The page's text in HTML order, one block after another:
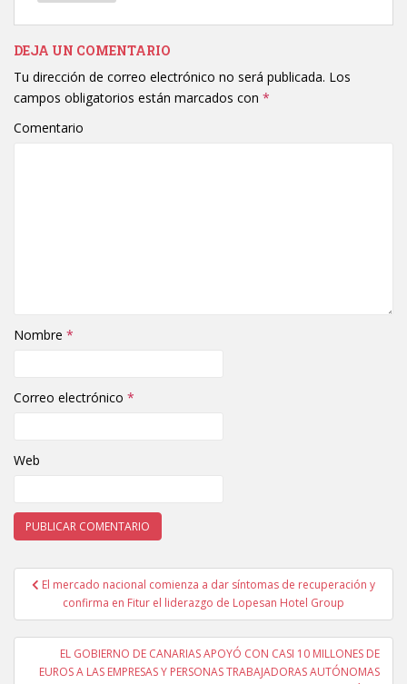
DEJA UN COMENTARIO
Tu dirección de correo electrónico no será publicada. Los
campos obligatorios están marcados con *
Comentario
Nombre *
Correo electrónico *
Web
Navegación de entradas
El mercado nacional comienza a dar síntomas de recuperación y
confirma en Fitur el liderazgo de Lopesan Hotel Group
EL GOBIERNO DE CANARIAS APOYÓ CON CASI 10 MILLONES DE
EUROS A LAS EMPRESAS Y PERSONAS TRABAJADORAS AUTÓNOMAS